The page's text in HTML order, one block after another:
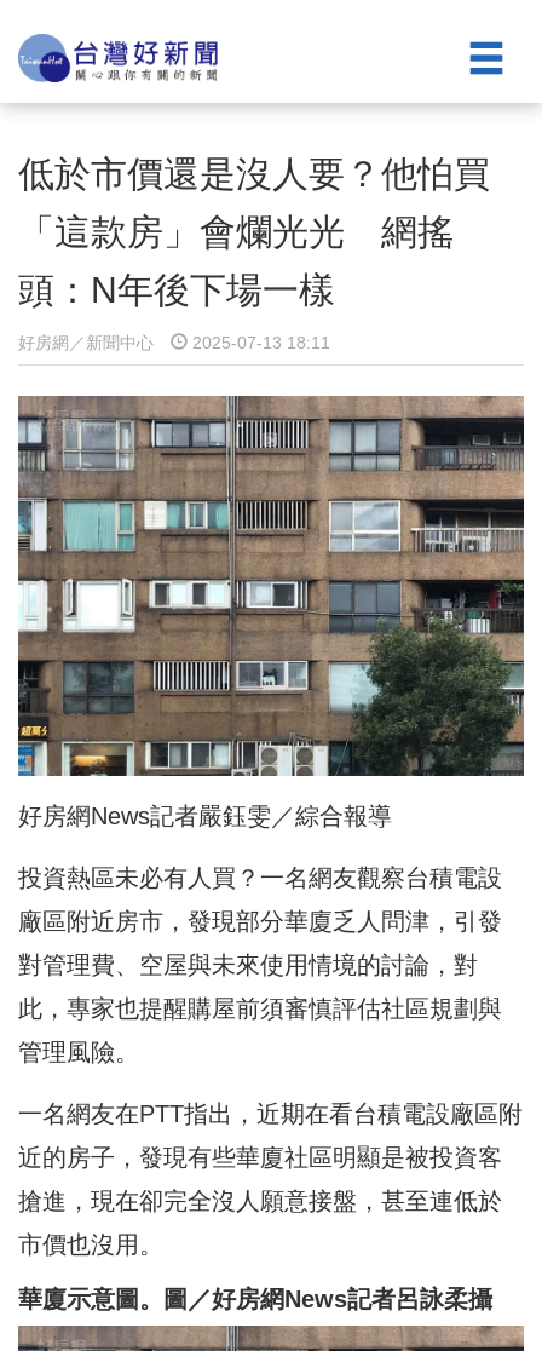
低於市價還是沒人要？他怕買
「這款房」會爛光光 網搖
頭：N年後下場一樣
好房網／新聞中心 2025-07-13 18:11
好房網News記者嚴鈺雯／綜合報導
投資熱區未必有人買？一名網友觀察台積電設
廠區附近房市，發現部分華廈乏人問津，引發
對管理費、空屋與未來使用情境的討論，對
此，專家也提醒購屋前須審慎評估社區規劃與
管理風險。
一名網友在PTT指出，近期在看台積電設廠區附
近的房子，發現有些華廈社區明顯是被投資客
搶進，現在卻完全沒人願意接盤，甚至連低於
市價也沒用。
華廈示意圖。圖／好房網News記者呂詠柔攝